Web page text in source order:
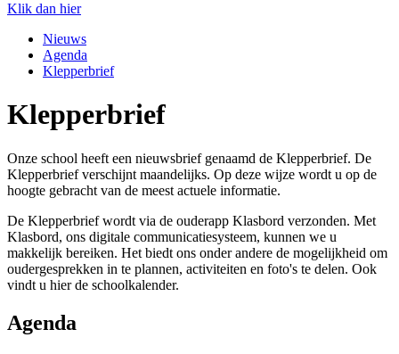
Klik dan hier
Nieuws
Agenda
Klepperbrief
Klepperbrief
Onze school heeft een nieuwsbrief genaamd de Klepperbrief. De
Klepperbrief verschijnt maandelijks. Op deze wijze wordt u op de
hoogte gebracht van de meest actuele informatie.
De Klepperbrief wordt via de ouderapp Klasbord verzonden. Met
Klasbord, ons digitale communicatiesysteem, kunnen we u
makkelijk bereiken. Het biedt ons onder andere de mogelijkheid om
oudergesprekken in te plannen, activiteiten en foto's te delen. Ook
vindt u hier de schoolkalender.
Agenda